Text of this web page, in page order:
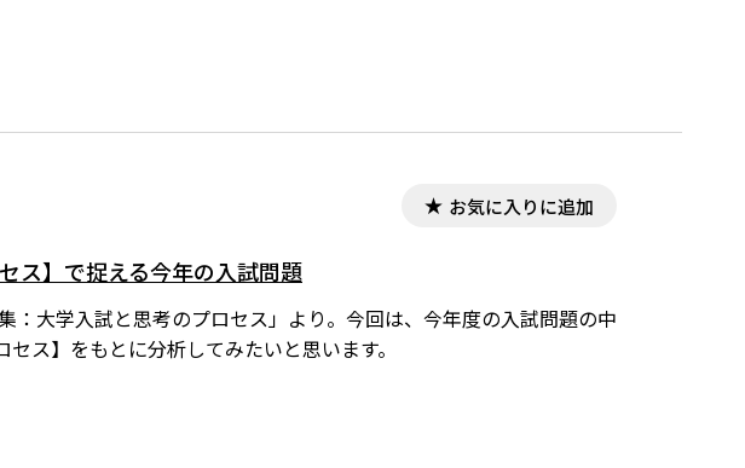
お気に入りに追加
ス】で捉える今年の入試問題
大学入試と思考のプロセス」より。今回は、今年度の入試問題の中
ス】をもとに分析してみたいと思います。